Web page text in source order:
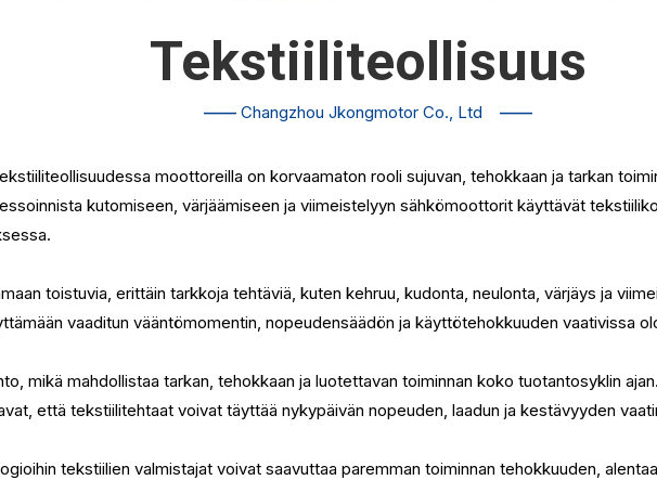
Tekstiiliteollisuus
—— Changzhou Jkongmotor Co., Ltd ——
moottoreilla on korvaamaton rooli sujuvan, tehokkaan ja tarkan
kutomiseen, värjäämiseen ja viimeistelyyn sähkömoottorit käyttävät
toistuvia, erittäin tarkkoja tehtäviä, kuten kehruu, kudonta, neulonta, värjäys ja
vaaditun vääntömomentin, nopeudensäädön ja käyttötehokkuuden vaativissa
mikä mahdollistaa tarkan, tehokkaan ja luotettavan toiminnan koko tuotantosyklin
että tekstiilitehtaat voivat täyttää nykypäivän nopeuden, laadun ja kestävyyden
tekstiilien valmistajat voivat saavuttaa paremman toiminnan tehokkuuden,